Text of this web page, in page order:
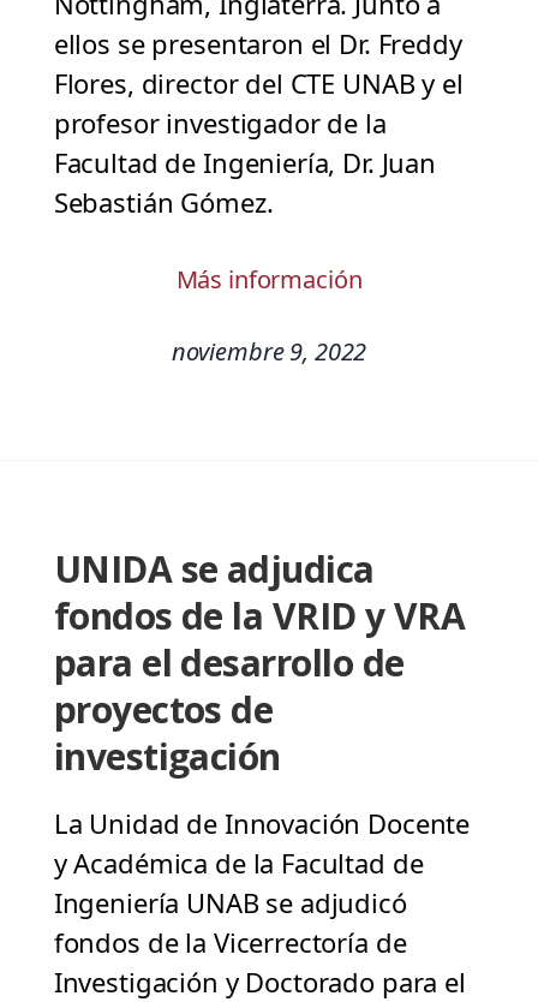
ellos se presentaron el Dr. Freddy
Flores, director del CTE UNAB y el
profesor investigador de la
Facultad de Ingeniería, Dr. Juan
Sebastián Gómez.
Más información
noviembre 9, 2022
UNIDA se adjudica
fondos de la VRID y VRA
para el desarrollo de
proyectos de
investigación
La Unidad de Innovación Docente
y Académica de la Facultad de
Ingeniería UNAB se adjudicó
fondos de la Vicerrectoría de
Investigación y Doctorado para el